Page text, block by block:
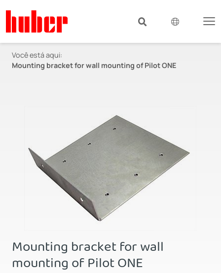
Você está aqui:
Mounting bracket for wall mounting of Pilot ONE
Mounting bracket for wall
mounting of Pilot ONE